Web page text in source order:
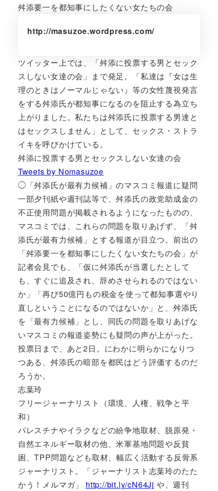
舛添要一を都知事にしたくない女たちの会
http://masuzoe.wordpress.com/
ツイッター上では、「舛添に投票する男とセック
スしない女達の会」まで発足。「私達は『女は生
理のときはノーマルじゃない』等の女性蔑視発言
をする舛添氏が都知事になるのを阻止する為立ち
上がりました。私たちは舛添氏に投票する男達と
はセックスしません」として、セックス・ストラ
イキを呼びかけている。
舛添に投票する男とセックスしない女達の会
Tweets by Nomasuzoe
◯「舛添氏が最有力候補」のマスコミ報道に疑問
一部夕刊紙や週刊誌等で、舛添氏の政党助成金の
不正使用問題が掲載されるようになったものの、
マスコミでは、これらの問題を取りあげず、「舛
添氏が最有力候補」とする報道が目立つ。前出の
「舛添要一を都知事にしたくない女たちの会」が
記者会見でも、「仮に舛添氏が当選したとして
も、すぐに追及され、辞めさせられるのではない
か」「再び50億円もの税金を使って都知事選やり
直しということになるのではないか」と、舛添氏
を「最有力候補」とし、同氏の問題を取りあげな
いマスコミの報道姿勢にも疑問の声が上がった。
投票日まで、あと2日。にわかに明らかになりつ
つある、舛添氏の暗部を都民はどう評価するのだ
ろうか。
志葉玲
フリージャーナリスト（環境、人権、戦争と平
和）
パレスチナやイラクなどの紛争地取材、脱原発・
自然エネルギー取材の他、米軍基地問題や反貧
困、TPP問題なども取材、幅広く活動する反骨系
ジャーナリスト。「ジャーナリスト志葉玲のたた
かう！メルマガ」 http://bit.ly/cN64Jj や、週刊